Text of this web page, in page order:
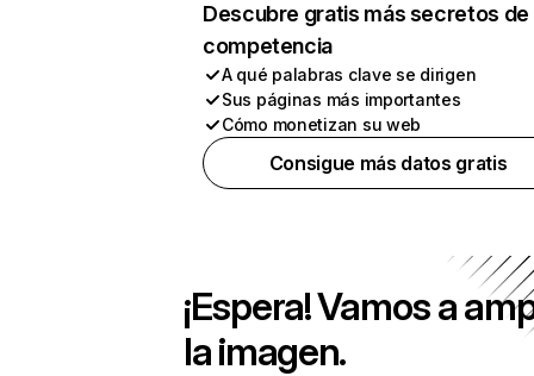
Descubre gratis más secretos de
competencia
A qué palabras clave se dirigen
Sus páginas más importantes
Cómo monetizan su web
Consigue más datos gratis
¡Espera! Vamos a
la imagen.